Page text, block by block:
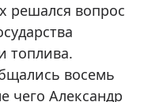
решался вопрос
топлива.
восемь
чего Александр